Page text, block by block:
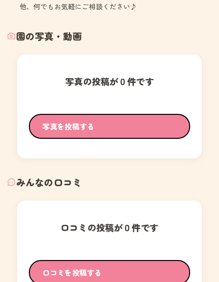
他、何でもお気軽にご相談ください♪
園の写真・動画
写真の投稿が０件です
写真を投稿する
みんなの口コミ
口コミの投稿が０件です
口コミを投稿する